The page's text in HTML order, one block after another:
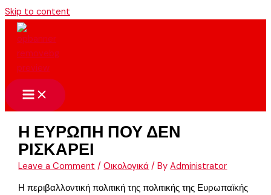
Skip to content
Η ΕΥΡΩΠΗ ΠΟΥ ΔΕΝ
ΡΙΣΚΑΡΕΙ
Leave a Comment /Οικολογικά / ByAdministrator
Η περιβαλλοντική πολιτική της πολιτικής της Ευρωπαϊκής